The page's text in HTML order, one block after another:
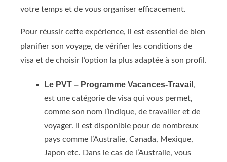
votre temps et de vous organiser efficacement.
Pour réussir cette expérience, il est essentiel de bien
planifier son voyage, de vérifier les conditions de
visa et de choisir l’option la plus adaptée à son profil.
Le PVT – Programme Vacances-Travail ,
est une catégorie de visa qui vous permet,
comme son nom l’indique, de travailler et de
voyager. Il est disponible pour de nombreux
pays comme l’Australie, Canada, Mexique,
Japon etc. Dans le cas de l’Australie, vous